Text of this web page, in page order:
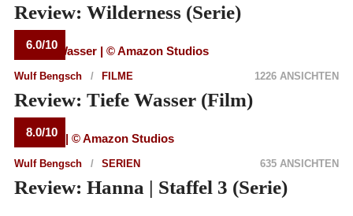
Review: Wilderness (Serie)
6.0/10
Wulf Bengsch FILME 1226 ANSICHTEN
Review: Tiefe Wasser (Film)
8.0/10
Wulf Bengsch SERIEN 635 ANSICHTEN
Review: Hanna | Staffel 3 (Serie)